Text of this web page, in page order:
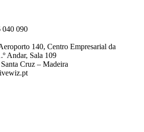
040 090
140, Centro Empresarial da
Andar, Sala 109
Cruz – Madeira